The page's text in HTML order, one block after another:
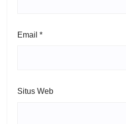
Email *
Situs Web